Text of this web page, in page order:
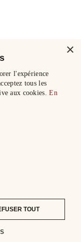
×
l'expérience
tous les
aux cookies.En
TOUT